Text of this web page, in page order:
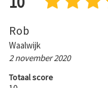
Rob
Waalwijk
2 november 2020
Totaal score